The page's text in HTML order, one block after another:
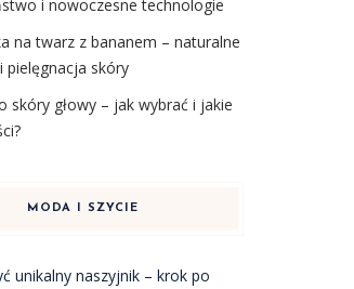
i nowoczesne technologie
na twarz z bananem – naturalne
pielęgnacja skóry
skóry głowy – jak wybrać i jakie
MODA I SZYCIE
unikalny naszyjnik – krok po